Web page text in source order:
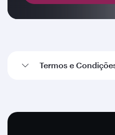
Termos e